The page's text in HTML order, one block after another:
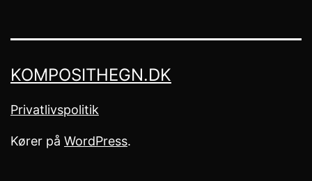
KOMPOSITHEGN.DK
Privatlivspolitik
Kører på WordPress.